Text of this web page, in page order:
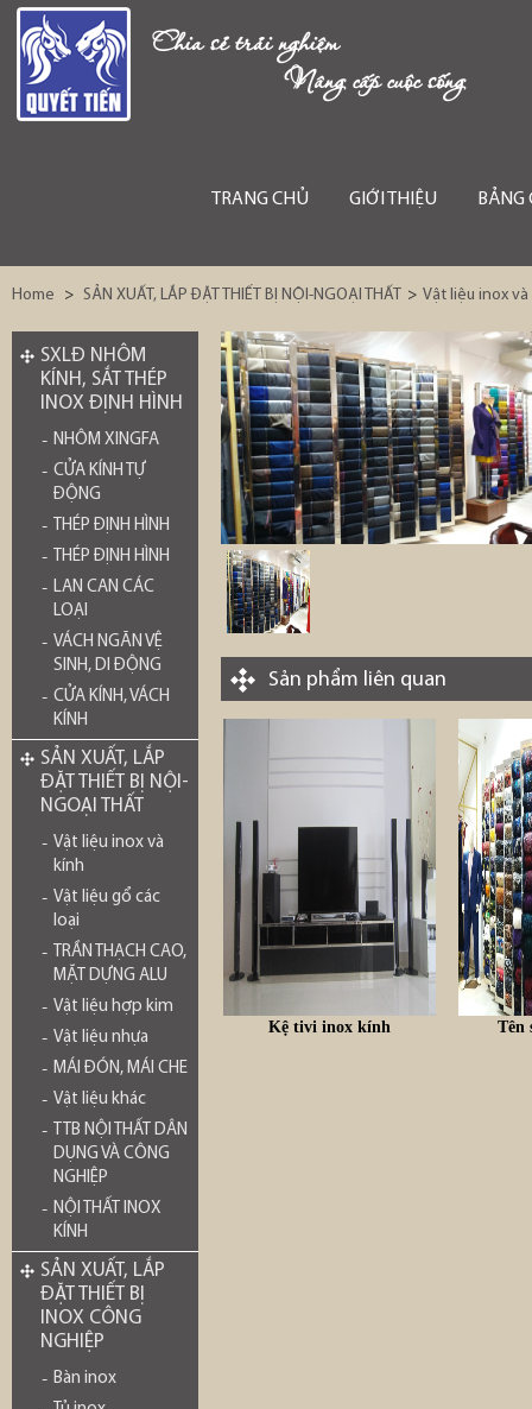
Chia sẻ trải nghiệm
Nâng cấp cuộc sống
TRANG CHỦ GIỚI THIỆU BẢNG
Home > SẢN XUẤT, LẮP ĐẶT THIẾT BỊ NỘI-NGOẠI THẤT > Vật liệu inox và
SXLĐ NHÔM
KÍNH, SẮT THÉP
INOX ĐỊNH HÌNH
NHÔM XINGFA
CỬA KÍNH TỰ
ĐỘNG
THÉP ĐỊNH HÌNH
THÉP ĐỊNH HÌNH
LAN CAN CÁC
LOẠI
VÁCH NGĂN VỆ
SINH, DI ĐỘNG
CỬA KÍNH, VÁCH
KÍNH
SẢN XUẤT, LẮP
ĐẶT THIẾT BỊ NỘI-
NGOẠI THẤT
Vật liệu inox và
kính
Vật liệu gổ các
loại
TRẦN THẠCH CAO,
MẶT DỰNG ALU
Vật liệu hợp kim
Vật liệu nhựa
MÁI ĐÓN, MÁI CHE
Vật liệu khác
TTB NỘI THẤT DÂN
DỤNG VÀ CÔNG
NGHIỆP
NỘI THẤT INOX
KÍNH
SẢN XUẤT, LẮP
ĐẶT THIẾT BỊ
INOX CÔNG
NGHIỆP
Bàn inox
Sản phẩm liên quan
Kệ tivi inox kính Tên